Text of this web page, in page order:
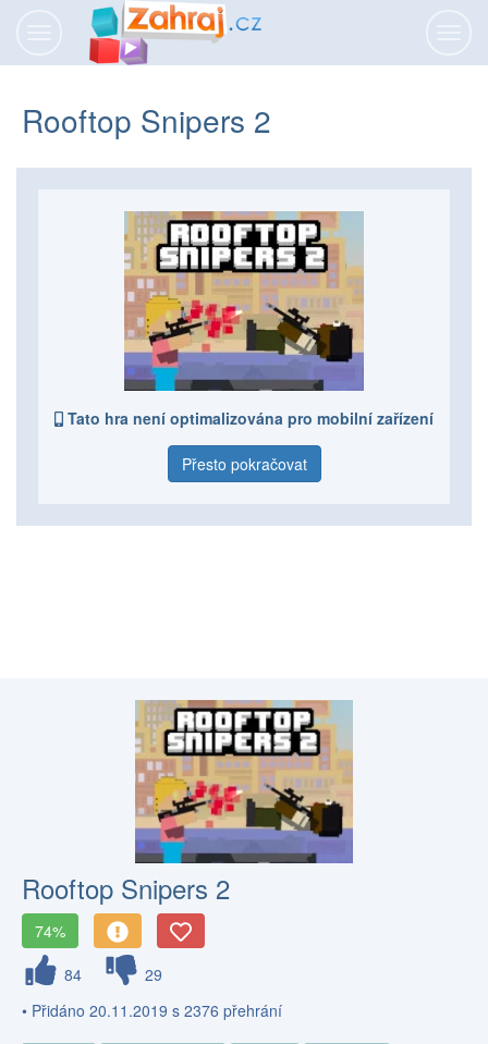
Rooftop Snipers 2
Tato hra není optimalizována pro mobilní zařízení
Přesto pokračovat
Rooftop Snipers 2
74%
84
29
• Přidáno 20.11.2019 s 2376 přehrání